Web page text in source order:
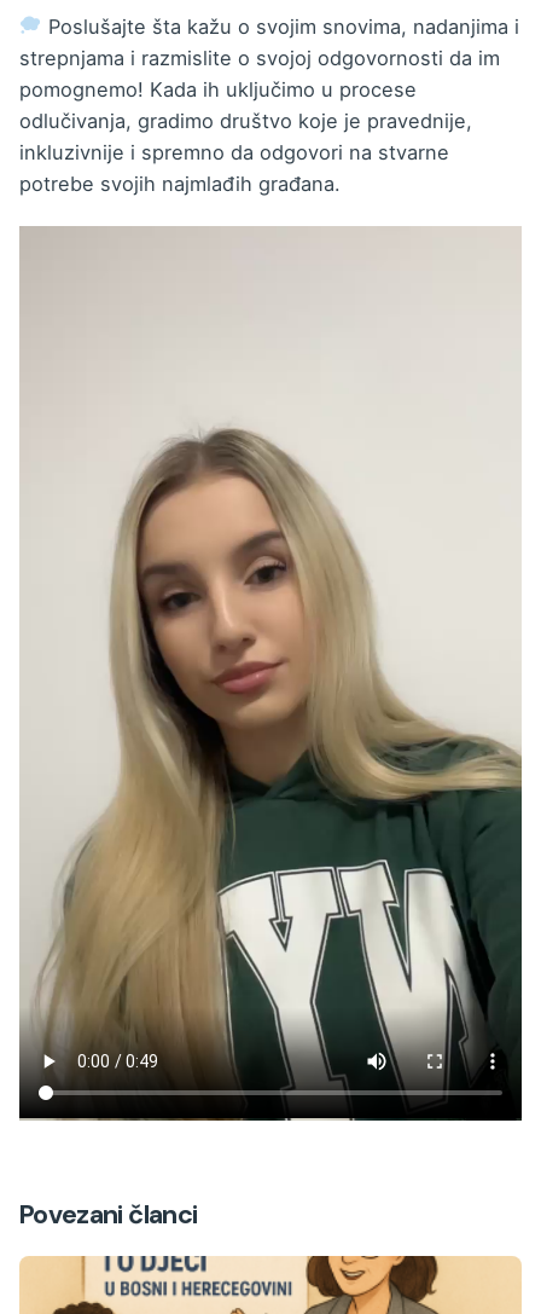
Poslušajte šta kažu o svojim snovima, nadanjima i
strepnjama i razmislite o svojoj odgovornosti da im
pomognemo! Kada ih uključimo u procese
odlučivanja, gradimo društvo koje je pravednije,
inkluzivnije i spremno da odgovori na stvarne
potrebe svojih najmlađih građana.
Povezani članci